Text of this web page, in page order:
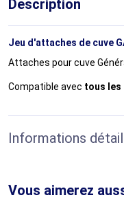
Description
Jeu d'attaches de cuve
Attaches pour cuve
Compatible avec tous les
Informations
Vous aimerez